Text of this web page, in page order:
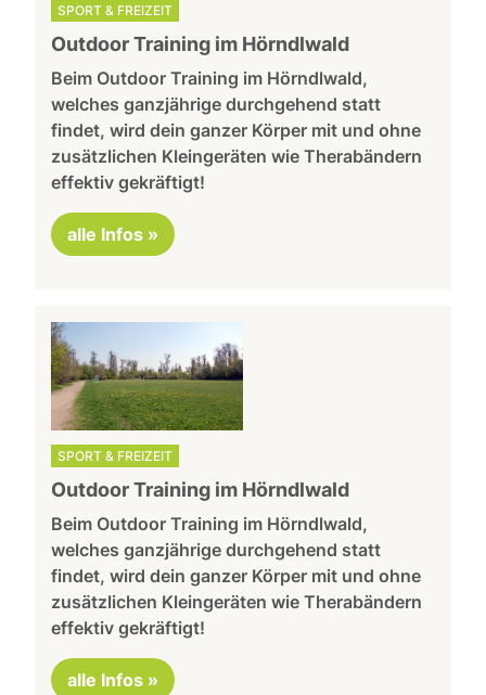
SPORT & FREIZEIT
Outdoor Training im Hörndlwald
Beim Outdoor Training im Hörndlwald,
welches ganzjährige durchgehend statt
findet, wird dein ganzer Körper mit und ohne
zusätzlichen Kleingeräten wie Therabändern
effektiv gekräftigt!
alle Infos »
SPORT & FREIZEIT
Outdoor Training im Hörndlwald
Beim Outdoor Training im Hörndlwald,
welches ganzjährige durchgehend statt
findet, wird dein ganzer Körper mit und ohne
zusätzlichen Kleingeräten wie Therabändern
effektiv gekräftigt!
alle Infos »